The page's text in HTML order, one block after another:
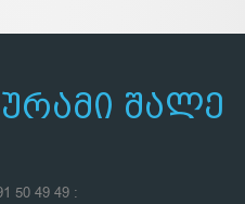
ᲨᲐᲚᲔ
50 49 49 :